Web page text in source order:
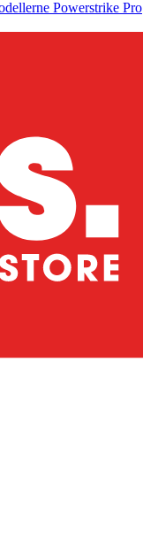
Powerstrike Pro